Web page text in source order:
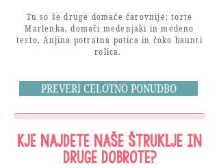
Tu so še druge domače čarovnije: torte
Marlenka, domači medenjaki in medeno
testo, Anjina potratna potica in čoko baunti
rolica.
PREVERI CELOTNO PONUDBO
Kje najdete naše štruklje in
druge dobrote?